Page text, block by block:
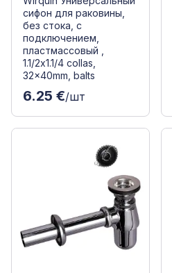
сифон для раковины,
без стока, с
подключением,
пластмассовый ,
1.1/2x1.1/4 collas,
32x40mm, balts
6.25 €/шт